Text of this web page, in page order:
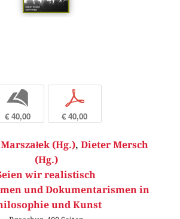
b
€ 40,00
p
€ 40,00
(Hg.), Dieter Mersch
(Hg.)
wir realistisch
und Dokumentarismen in
und Kunst